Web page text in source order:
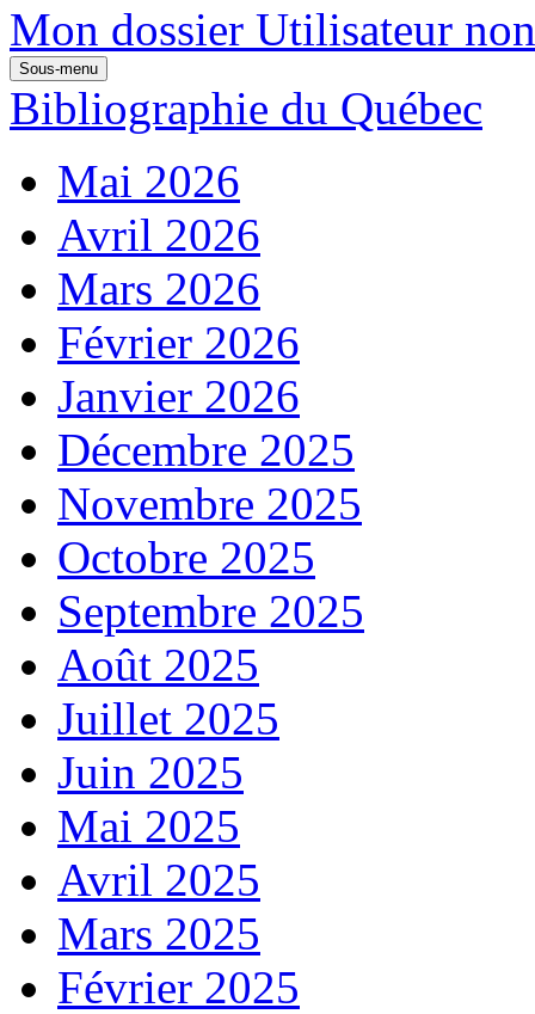
Mon dossier Utilisateur
Sous-menu
Bibliographie du Québec
Mai 2026
Avril 2026
Mars 2026
Février 2026
Janvier 2026
Décembre 2025
Novembre 2025
Octobre 2025
Septembre 2025
Août 2025
Juillet 2025
Juin 2025
Mai 2025
Avril 2025
Mars 2025
Février 2025